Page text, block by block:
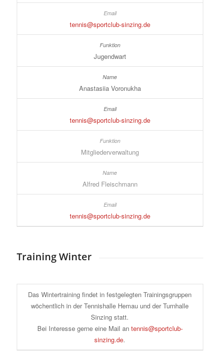
tennis@sportclub-sinzing.de
Jugendwart
Anastasiia Voronukha
tennis@sportclub-sinzing.de
Mitgliederverwaltung
Alfred Fleischmann
tennis@sportclub-sinzing.de
Training Winter
Das Wintertraining findet in festgelegten Trainingsgruppen
wöchentlich in der Tennishalle Hemau und der Turnhalle
Sinzing statt.
Bei Interesse gerne eine Mail an tennis@sportclub-
sinzing.de.